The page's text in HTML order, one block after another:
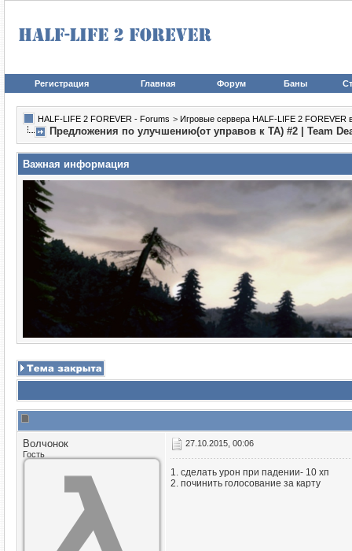
Регистрация Главная Форум Баны
HALF-LIFE 2 FOREVER - Forums > Игровые сервера HALF-LIFE 2 FOREVER
Предложения по улучшению(от управов к ТА) #2 | Team
Важная информация
Волчонок
Гость
27.10.2015, 00:06
1. сделать урон при падении- 10 хп
2. починить голосование за карту